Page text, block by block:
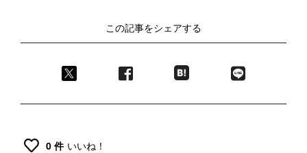
この記事をシェアする
0 件 いいね！